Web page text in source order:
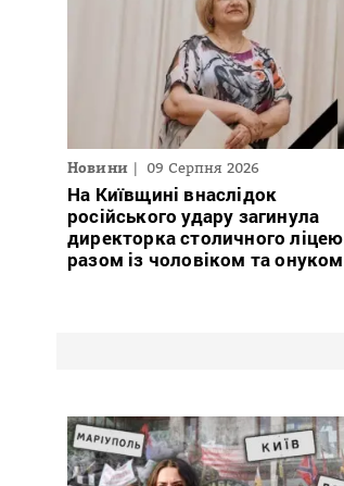
Новини 09 Серпня 2026
На Київщині внаслідок
російського удару загинула
директорка столичного ліцею
разом із чоловіком та онуком